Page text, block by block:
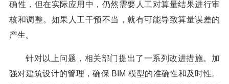
确性，但在实际应用中，仍然需要人工对算量结果进行审
核和调整。如果人工干预不当，就有可能导致算量误差的
产生。
针对以上问题，相关部门提出了一系列改进措施。加
强对建筑设计的管理，确保 BIM 模型的准确性和及时性。